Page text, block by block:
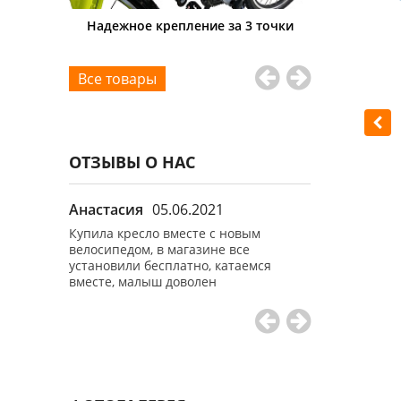
за 3 точки Подходит на любую раму
Все товары
ОТЗЫВЫ О НАС
Анастасия 05.06.2021
Купила кресло вместе с новым
велосипедом, в магазине все
установили бесплатно, катаемся
вместе, малыш доволен